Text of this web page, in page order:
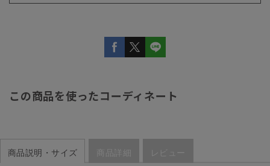
この商品を使ったコーディネート
商品説明・サイズ 商品詳細 レビュー